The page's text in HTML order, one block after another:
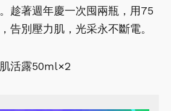
趁著週年慶一次囤兩瓶，用75
告別壓力肌，光采永不斷電。
活露50ml×2